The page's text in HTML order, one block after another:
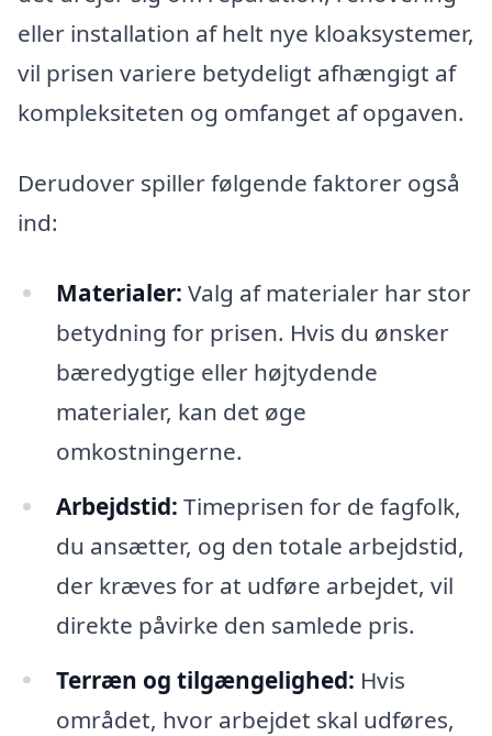
eller installation af helt nye kloaksystemer,
vil prisen variere betydeligt afhængigt af
kompleksiteten og omfanget af opgaven.
Derudover spiller følgende faktorer også
ind:
Materialer: Valg af materialer har stor
betydning for prisen. Hvis du ønsker
bæredygtige eller højtydende
materialer, kan det øge
omkostningerne.
Arbejdstid: Timeprisen for de fagfolk,
du ansætter, og den totale arbejdstid,
der kræves for at udføre arbejdet, vil
direkte påvirke den samlede pris.
Terræn og tilgængelighed: Hvis
området, hvor arbejdet skal udføres,